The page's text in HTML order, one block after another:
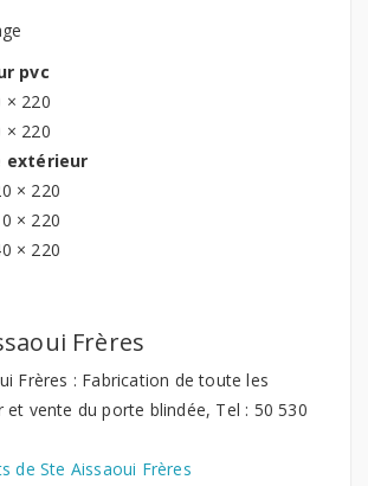
pvc
× 220
× 220
extérieur
× 220
× 220
× 220
Frères
Frères : Fabrication de toute les
et vente du porte blindée, Tel : 50 530
de Ste Aissaoui Frères